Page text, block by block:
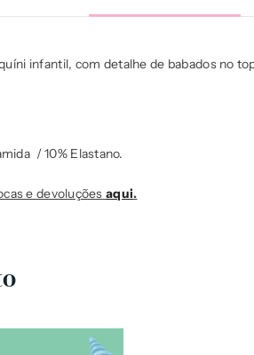
infantil, com detalhe de babados no
/ 10% Elastano.
e devoluçõesaqui.